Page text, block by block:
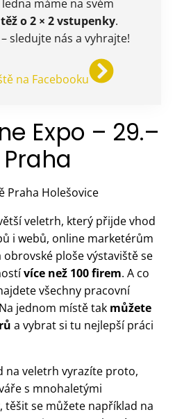
máme na svém
o 2 × 2 vstupenky.
sledujte nás a vyhrajte!
na Facebooku
Expo – 29.–
Praha Holešovice
veletrh, který přijde vhod
i webů, online marketérům
ploše výstaviště se
více než 100 firem. A co
všechny pracovní
jednom místě tak můžete
a vybrat si tu nejlepší práci
na veletrh vyrazíte proto,
s mnohaletými
těšit se můžete například na